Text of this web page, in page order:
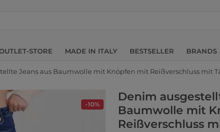
STORE MADE IN ITALY BESTSELLER BRANDS
Jeans aus Baumwolle mit Knöpfen mit Reißverschluss mit
-10%
Denim
Baumwolle mit
Reißverschluss